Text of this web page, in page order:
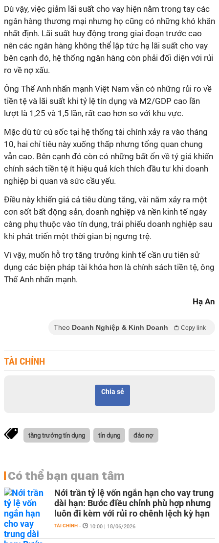
Dù vậy, việc giảm lãi suất cho vay hiện nằm trong tay các
ngân hàng thương mại nhưng họ cũng có những khó khăn
nhất định. Lãi suất huy động trong giai đoạn trước cao
nên các ngân hàng không thể lập tức hạ lãi suất cho vay
bên cạnh đó, hệ thống ngân hàng còn phải đối diện với rủi
ro về nợ xấu.
Ông Thế Anh nhấn mạnh Việt Nam vẫn có những rủi ro về
tiền tệ và lãi suất khi tỷ lệ tín dụng và M2/GDP cao lần
lượt là 1,25 và 1,5 lần, rất cao hơn so với khu vực.
Mặc dù từ cú sốc tại hệ thống tài chính xảy ra vào tháng
10, hai chỉ tiêu này xuống thấp nhưng tổng quan chung
vẫn cao. Bên cạnh đó còn có những bất ổn về tỷ giá khiến
chính sách tiền tệ ít hiệu quả kích thích đầu tư khi doanh
nghiệp bi quan và sức cầu yếu.
Điều này khiến giá cả tiêu dùng tăng, vài năm xảy ra một
cơn sốt bất động sản, doanh nghiệp và nền kinh tế ngày
càng phụ thuộc vào tín dụng, trái phiếu doanh nghiệp sau
khi phát triển một thời gian bị ngưng trệ.
Vì vậy, muốn hỗ trợ tăng trưởng kinh tế cần ưu tiên sử
dụng các biện pháp tài khóa hơn là chính sách tiền tệ, ông
Thế Anh nhấn mạnh.
Hạ An
Theo Doanh Nghiệp & Kinh Doanh Copy link
TÀI CHÍNH
Chia sẻ
tăng trưởng tín dụng tín dụng đảo nợ
Có thể bạn quan tâm
Nới trần tỷ lệ vốn ngắn hạn cho vay trung
dài hạn: Bước điều chỉnh phù hợp nhưng
luôn đi kèm với rủi ro chênh lệch kỳ hạn
TÀI CHÍNH - 10:00 | 18/06/2026